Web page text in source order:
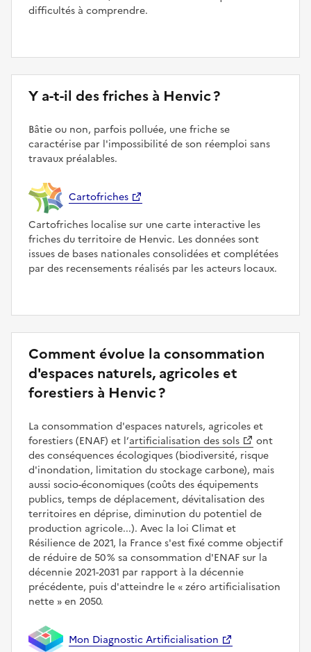
difficultés à comprendre.
Y a-t-il des friches à Henvic ?
Bâtie ou non, parfois polluée, une friche se
caractérise par l'impossibilité de son réemploi sans
travaux préalables.
Cartofriches
Cartofriches localise sur une carte interactive les
friches du territoire de Henvic. Les données sont
issues de bases nationales consolidées et complétées
par des recensements réalisés par les acteurs locaux.
Comment évolue la consommation
d'espaces naturels, agricoles et
forestiers à Henvic ?
La consommation d'espaces naturels, agricoles et
forestiers (ENAF) et l’artificialisation des sols
ont
des conséquences écologiques (biodiversité, risque
d'inondation, limitation du stockage carbone), mais
aussi socio-économiques (coûts des équipements
publics, temps de déplacement, dévitalisation des
territoires en déprise, diminution du potentiel de
production agricole...). Avec la loi Climat et
Résilience de 2021, la France s'est fixé comme objectif
de réduire de 50 % sa consommation d'ENAF sur la
décennie 2021-2031 par rapport à la décennie
précédente, puis d'atteindre le
zéro artificialisation
nette
en 2050.
Mon Diagnostic Artificialisation